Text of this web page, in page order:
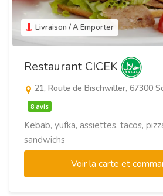
Livraison / A Emporter
Restaurant CICEK
21, Route de Bischwiller, 67300
8 avis
Kebab, yufka, assiettes, tacos,
sandwichs
Voir la carte et